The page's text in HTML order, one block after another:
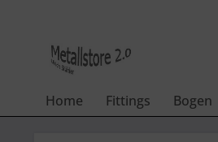
Home Fittings Bogen